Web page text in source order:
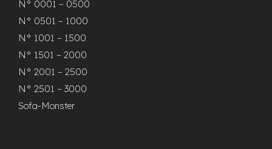
N° 0001 – 0500
N° 0501 – 1000
N° 1001 – 1500
N° 1501 – 2000
N° 2001 – 2500
N° 2501 – 3000
Sofa-Monster